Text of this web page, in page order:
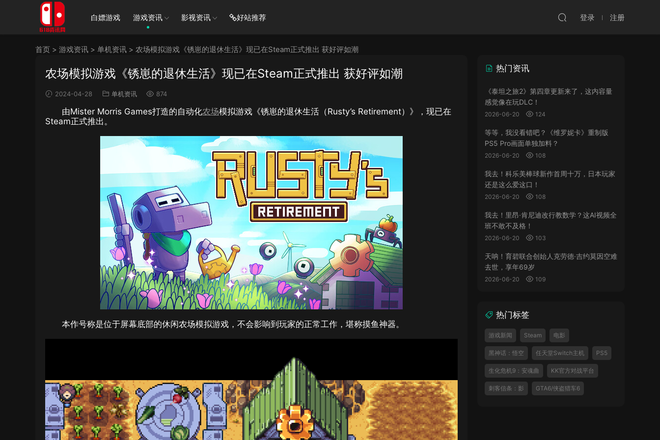
白嫖游戏 游戏资讯 影视资讯 好站推荐 登录 注册
首页 > 游戏资讯 > 单机资讯 > 农场模拟游戏《锈崽的退休生活》现已在Steam正式推出 获好评如潮
农场模拟游戏《锈崽的退休生活》现已在Steam正式推出 获好评如潮
2024-04-28 单机资讯 874
由Mister Morris Games打造的自动化农场模拟游戏《锈崽的退休生活（Rusty’s Retirement）》，现已在
Steam正式推出。
本作号称是位于屏幕底部的休闲农场模拟游戏，不会影响到玩家的正常工作，堪称摸鱼神器。
热门资讯
《泰坦之旅2》第四章更新来了，这内容量
感觉像在玩DLC！
2026-06-20 124
等等，我没看错吧？《维罗妮卡》重制版
PS5 Pro画面单独加料？
2026-06-20 108
我去！科乐美棒球新作首周十万，日本玩家
还是这么爱这口！
2026-06-20 108
我去！里昂·肯尼迪改行教数学？这AI视频全
班不敢不及格！
2026-06-20 103
天呐！育碧联合创始人克劳德·吉约莫因空难
去世，享年69岁
2026-06-20 109
热门标签
游戏新闻 Steam 电影
黑神话：悟空 任天堂Switch主机 PS5
生化危机9：安魂曲 KK官方对战平台
刺客信条：影 GTA6/侠盗猎车6